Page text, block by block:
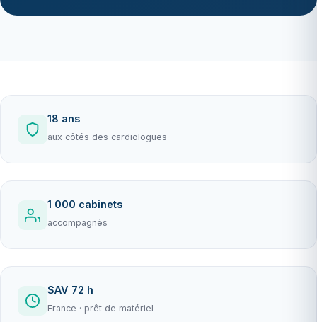
18 ans
aux côtés des cardiologues
1 000 cabinets
accompagnés
SAV 72 h
France · prêt de matériel